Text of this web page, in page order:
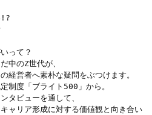
!?
って？
中のZ世代が、
経営者へ素朴な疑問をぶつけます。
制度「ブライト500」から。
タビューを通して、
ャリア形成に対する価値観と向き合い